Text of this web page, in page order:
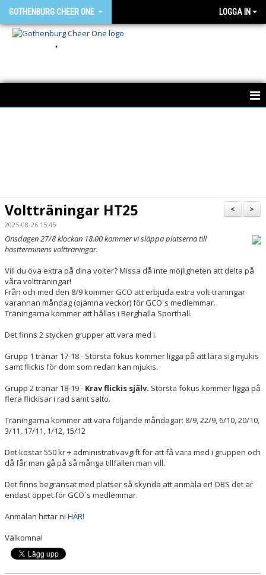
GOTHENBURG CHEER ONE LOGGA IN
.
BÖRJA HOS OSS
SAMARBETSPARTNERS
KONTAKT
CHEER ONE CHAMPIONSHIPS
>
<
Voltträningar HT25
2025-08-26 15:45
Onsdagen 27/8 klockan 18.00 kommer vi släppa platserna till
höstterminens voltträningar.
Vill du öva extra på dina volter? Missa då inte möjligheten att delta på
våra voltträningar!
Från och med den 8/9 kommer GCO att erbjuda extra volt-träningar
varannan måndag (ojämna veckor) för GCO´s medlemmar.
Träningarna kommer att hållas i Berghalla Sporthall.
Det finns 2 stycken grupper att vara med i.
Grupp 1 tränar 17-18 - Största fokus kommer ligga på att lära sig mjukis
samt flickis för dom som redan kan mjukis.
Grupp 2 tränar 18-19 - Krav flickis själv. Största fokus kommer ligga på
flera flickisar i rad samt salto.
Träningarna kommer att vara följande måndagar: 8/9, 22/9, 6/10, 20/10,
3/11, 17/11, 1/12, 15/12
Det kostar 550 kr + administrativavgift för att få vara med i gruppen och
då får man gå på så många tillfällen man vill.
Det finns begränsat med platser så skynda att anmäla er! OBS det är
endast öppet för GCO´s medlemmar.
Anmälan hittar ni HÄR!
Välkomna!